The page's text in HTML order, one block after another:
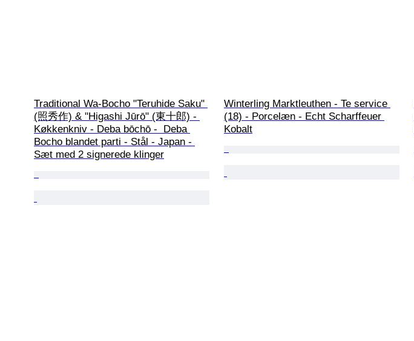
Traditional Wa-Bocho "Teruhide Saku"
(照秀作) & "Higashi Jūrō" (東十郎) -
Køkkenkniv - Deba bōchō -  Deba
Bocho blandet parti - Stål - Japan -
Sæt med 2 signerede klinger
Winterling Marktleuthen - Te service
(18) - Porcelæn - Echt Scharffeuer
Kobalt